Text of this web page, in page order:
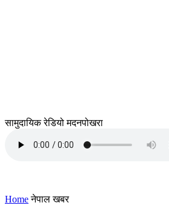
सामुदायिक रेडियो मदनपोखरा
Home नेपाल खबर